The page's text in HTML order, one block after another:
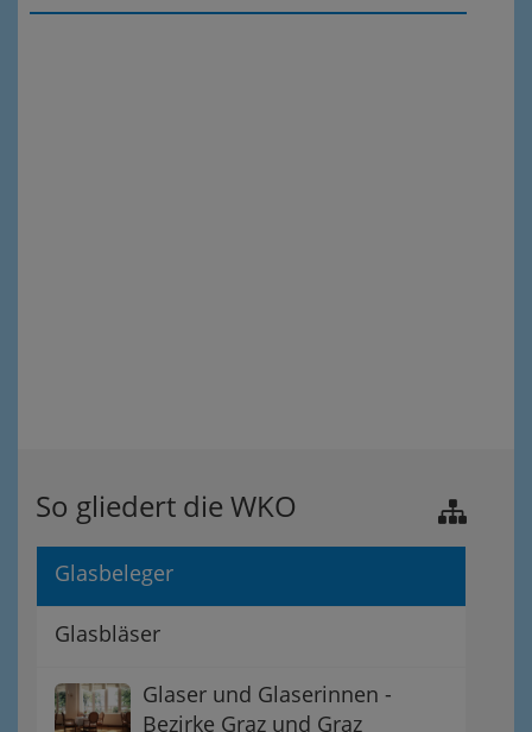
So gliedert die WKO
Glasbeleger
Glasbläser
Glaser und Glaserinnen -
Bezirke Graz und Graz